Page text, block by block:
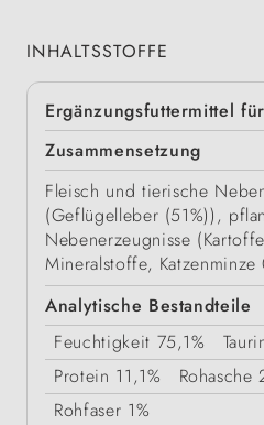
INHALTSSTOFFE
Ergänzungsfuttermittel
Zusammensetzung
Fleisch und tierische
(Geflügelleber (51%)),
Nebenerzeugnisse
Mineralstoffe, Katzenminze
Analytische Bestandteile
Feuchtigkeit 75,1%
Protein 11,1% Rohasche
Rohfaser 1%